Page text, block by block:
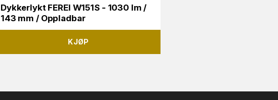
Dykkerlykt FEREI W151S - 1030 lm /
143 mm / Oppladbar
KJØP